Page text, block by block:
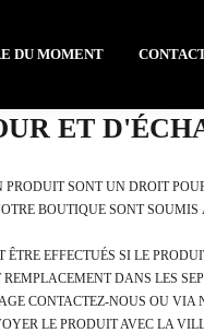
DU MOMENT
ET
SONT UN DROIT
BOUTIQUE SONT
ÊTRE EFFECTUÉS SI LE
DANS LES
CONTACTEZ-NOUS OU
LE PRODUIT AVEC LA